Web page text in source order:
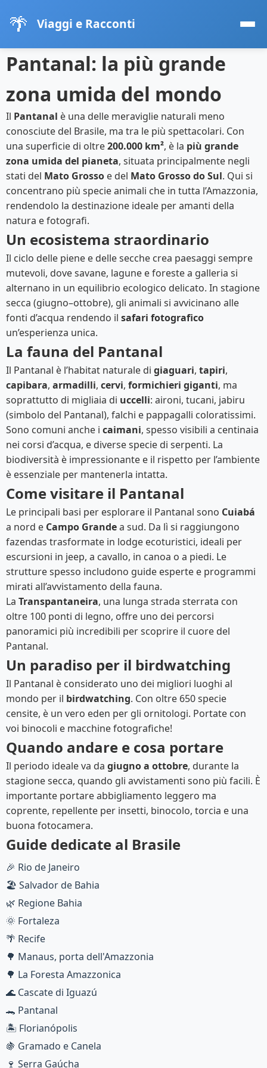
🌴 Viaggi e Racconti
Pantanal: la più grande
zona umida del mondo
Il Pantanal è una delle meraviglie naturali meno
conosciute del Brasile, ma tra le più spettacolari. Con
una superficie di oltre200.000 km², è la più grande
zona umida del pianeta, situata principalmente negli
stati del Mato Grosso e del Mato Grosso do Sul. Qui si
concentrano più specie animali che in tutta l’Amazzonia,
rendendolo la destinazione ideale per amanti della
natura e fotografi.
Un ecosistema straordinario
Il ciclo delle piene e delle secche crea paesaggi sempre
mutevoli, dove savane, lagune e foreste a galleria si
alternano in un equilibrio ecologico delicato. In stagione
secca (giugno–ottobre), gli animali si avvicinano alle
fonti d’acqua rendendo il safari fotografico
un’esperienza unica.
La fauna del Pantanal
Il Pantanal è l’habitat naturale di giaguari, tapiri,
capibara, armadilli, cervi, formichieri giganti, ma
soprattutto di migliaia di uccelli: aironi, tucani, jabiru
(simbolo del Pantanal), falchi e pappagalli coloratissimi.
Sono comuni anche i caimani, spesso visibili a centinaia
nei corsi d’acqua, e diverse specie di serpenti. La
biodiversità è impressionante e il rispetto per l’ambiente
è essenziale per mantenerla intatta.
Come visitare il Pantanal
Le principali basi per esplorare il Pantanal sono Cuiabá
a nord e Campo Grandea sud. Da lì si raggiungono
fazendas trasformate in lodge ecoturistici, ideali per
escursioni in jeep, a cavallo, in canoa o a piedi. Le
strutture spesso includono guide esperte e programmi
mirati all’avvistamento della fauna.
La Transpantaneira, una lunga strada sterrata con
oltre 100 ponti di legno, offre uno dei percorsi
panoramici più incredibili per scoprire il cuore del
Pantanal.
Un paradiso per il birdwatching
Il Pantanal è considerato uno dei migliori luoghi al
mondo per il birdwatching. Con oltre 650 specie
censite, è un vero eden per gli ornitologi. Portate con
voi binocoli e macchine fotografiche!
Quando andare e cosa portare
Il periodo ideale va da giugno a ottobre, durante la
stagione secca, quando gli avvistamenti sono più facili. È
importante portare abbigliamento leggero ma
coprente, repellente per insetti, binocolo, torcia e una
buona fotocamera.
Guide dedicate al Brasile
🎉 Rio de Janeiro
🏖️ Salvador de Bahia
🌿 Regione Bahia
🌞 Fortaleza
🌴 Recife
🌳 Manaus, porta dell'Amazzonia
🌳 La Foresta Amazzonica
🌊 Cascate di Iguazú
🐊 Pantanal
🏝️ Florianópolis
🍇 Gramado e Canela
🍷 Serra Gaúcha